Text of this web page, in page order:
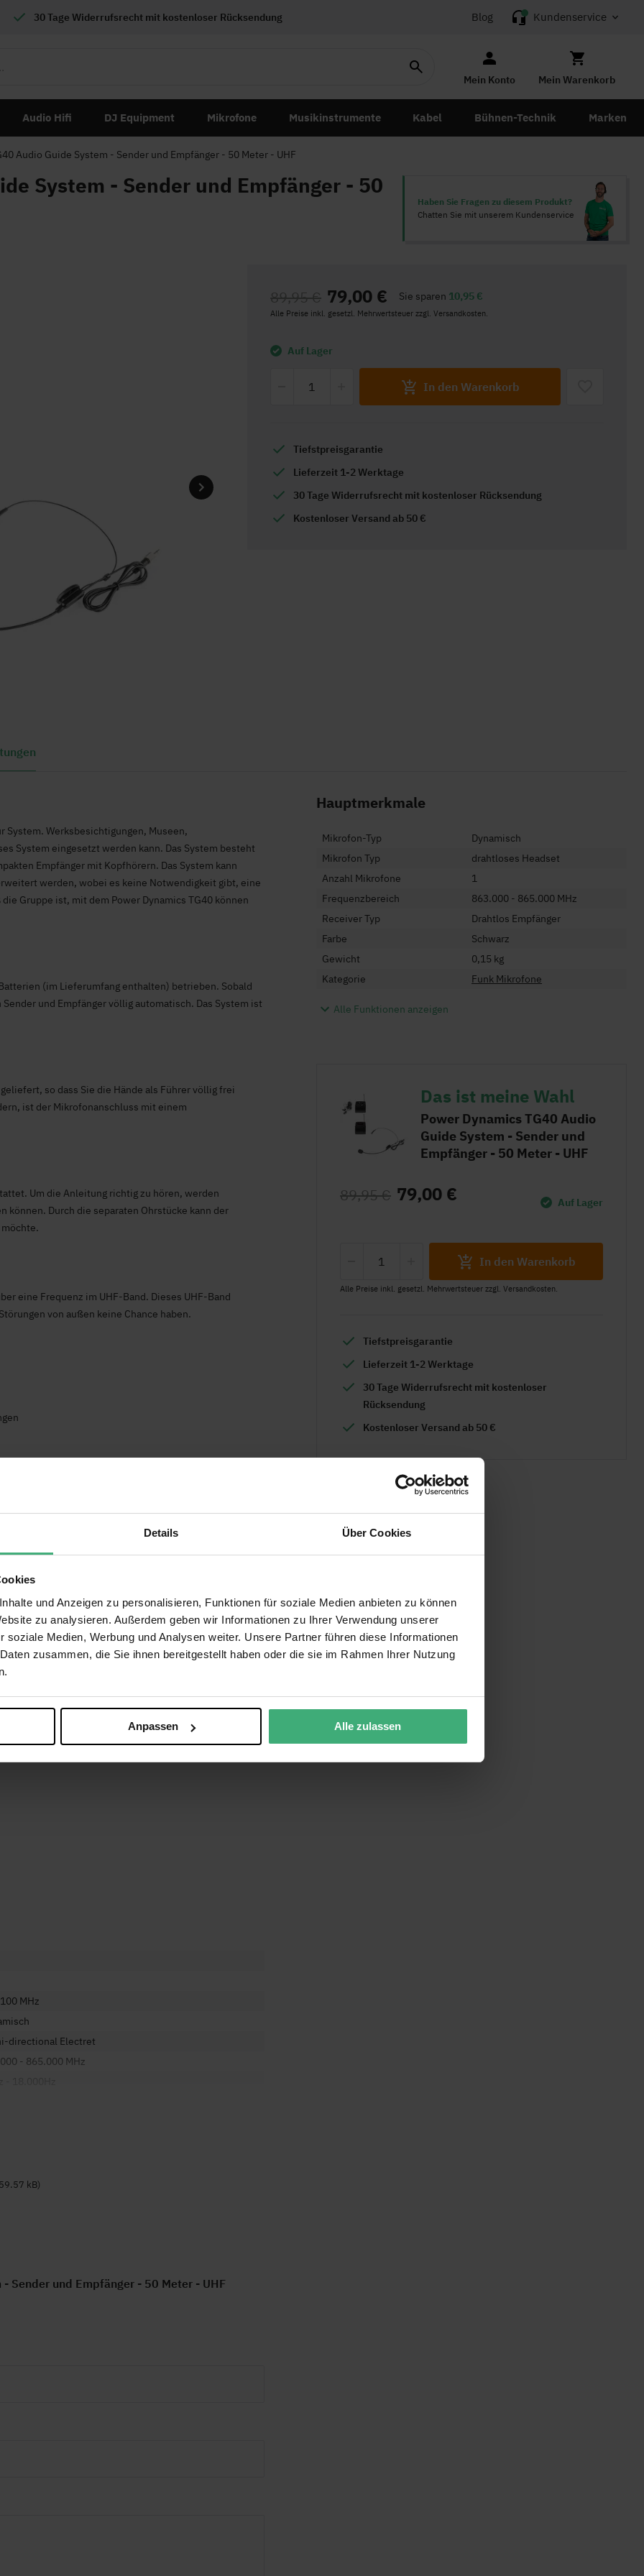
Details Über Cookies
und Anzeigen zu personalisieren, Funktionen für soziale Medien anbieten zu können
zu analysieren. Außerdem geben wir Informationen zu Ihrer Verwendung unserer
soziale Medien, Werbung und Analysen weiter. Unsere Partner führen diese Informationen
zusammen, die Sie ihnen bereitgestellt haben oder die sie im Rahmen Ihrer Nutzung
Anpassen Alle zulassen
30 Tage Widerrufsrecht mit kostenloser Rücksendung Blog Kundenservice
Mein Konto Mein Warenkorb
Audio Hifi DJ Equipment Mikrofone Musikinstrumente Kabel Bühnen-Technik Marken
Audio Guide System - Sender und Empfänger - 50 Meter - UHF
System - Sender und Empfänger - 50
Haben Sie Fragen zu diesem Produkt?
Chatten Sie mit unserem Kundenservice
79,00 €
89,95 € Sie sparen 10,95 €
Alle Preise inkl. gesetzl. Mehrwertsteuer zzgl. Versandkosten.
In den Warenkorb
Auf Lager
Tiefstpreisgarantie
Lieferzeit 1-2 Werktage
30 Tage Widerrufsrecht mit kostenloser Rücksendung
Kostenloser Versand ab 50 €
System. Werksbesichtigungen, Museen,
System eingesetzt werden kann. Das System besteht
Empfänger mit Kopfhörern. Das System kann
werden, wobei es keine Notwendigkeit gibt, eine
Gruppe ist, mit dem Power Dynamics TG40 können
(im Lieferumfang enthalten) betrieben. Sobald
und Empfänger völlig automatisch. Das System ist
so dass Sie die Hände als Führer völlig frei
ist der Mikrofonanschluss mit einem
Um die Anleitung richtig zu hören, werden
können. Durch die separaten Ohrstücke kann der
eine Frequenz im UHF-Band. Dieses UHF-Band
von außen keine Chance haben.
MHz
directional Electret
- 865.000 MHz
Headset
kB)
Sender und Empfänger - 50 Meter - UHF
Hauptmerkmale
Mikrofon-Typ
Dynamisch
Mikrofon Typ
drahtloses Headset
Anzahl Mikrofone
1
Frequenzbereich
863.000 - 865.000 MHz
Receiver Typ
Drahtlos Empfänger
Farbe
Schwarz
Gewicht
0,15 kg
Kategorie
Funk Mikrofone
Alle Funktionen anzeigen
Das ist meine Wahl
Power Dynamics TG40 Audio
Guide System - Sender und
Empfänger - 50 Meter - UHF
Alle Preise inkl. gesetzl. Mehrwertsteuer zzgl. Versandkosten.
79,00 €
89,95 € Auf Lager
In den Warenkorb
Tiefstpreisgarantie
Lieferzeit 1-2 Werktage
30 Tage Widerrufsrecht mit kostenloser
Rücksendung
Kostenloser Versand ab 50 €